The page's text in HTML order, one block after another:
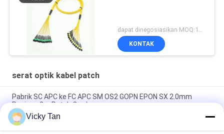
dapat dinegosiasikan MOQ:1000
KONTAK
serat optik kabel patch
Pabrik SC APC ke FC APC SM OS2 GOPN EPON SX 2.0mm
Panjang 2m Patch Cord
Sc Apc Ke Sc Apc Aqua Jaket Fiber Optic Patch Cord Simplex
Vicky Tan